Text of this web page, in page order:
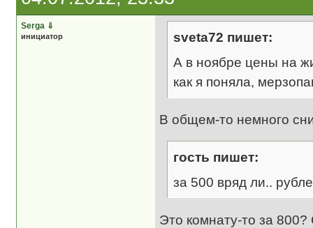
Serga ⇓
инициатор
sveta72 пишет:
А в ноябре цены на
как я поняла,
В общем-то немного
гость пишет:
за 500 вряд ли..
Это комнату-то за